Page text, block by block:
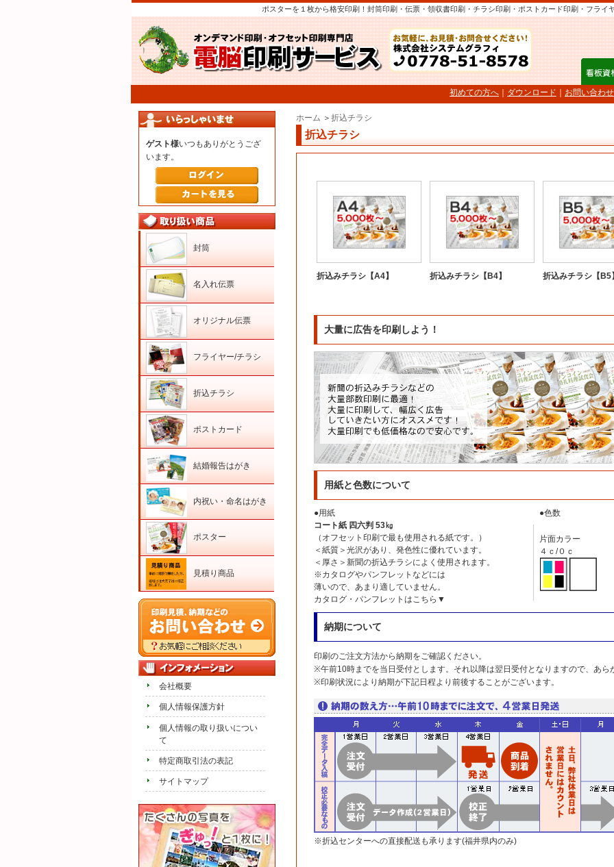
ポスターを１枚から格安印刷！封筒印刷・伝票・領収書印刷・チラシ印刷・ポストカード印刷・フラ
お問い合わせ
ダウンロード
初めての方へ
ホーム ＞ 折込チラシ
折込チラシ
折込みチラシ【A4】 折込みチラシ【B4】 折込みチラシ【B5
大量に広告を印刷しよう！
用紙と色数について
●用紙
●色数
コート紙 四六判 53㎏
（オフセット印刷で最も使用される紙です。）
＜紙質＞光沢があり、発色性に優れています。
＜厚さ＞新聞の折込チラシによく使用されます。
※カタログやパンフレットなどには
薄いので、あまり適していません。
カタログ・パンフレットはこちら▼
片面カラー
４ｃ/０ｃ
納期について
印刷のご注文方法から納期をご確認ください。
※午前10時までを当日受付とします。それ以降は翌日受付となりますので、あら
※印刷状況により納期が下記日程より前後することがございます。
※折込センターへの直接配送も承ります(福井県内のみ)
ゲスト様いつもありがとうござ
います。
封筒
名入れ伝票
オリジナル伝票
フライヤー/チラシ
折込チラシ
ポストカード
結婚報告はがき
内祝い・命名はがき
ポスター
見積り商品
会社概要
個人情報保護方針
個人情報の取り扱いについ
て
特定商取引法の表記
サイトマップ